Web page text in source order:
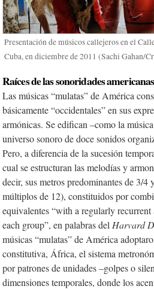
Presentación de músicos callejeros en el
Cuba, en diciembre de 2011 (Sachi Gahan/
Raíces de las sonoridades americanas
Las músicas “mulatas” de América
básicamente “occidentales” en sus
armónicas. Se edifican –como la
universo sonoro de doce sonidos
Pero, a diferencia de la sucesión
cual se estructuran las melodías y
decir, sus metros predominantes de 3/4
múltiplos de 12), constituidos por
equivalentes “with a regularly
each group”, en palabras del Harvard
músicas “mulatas” de América
constitutiva, África, el sistema
por patrones de unidades –golpes o
dimensiones temporales, donde los